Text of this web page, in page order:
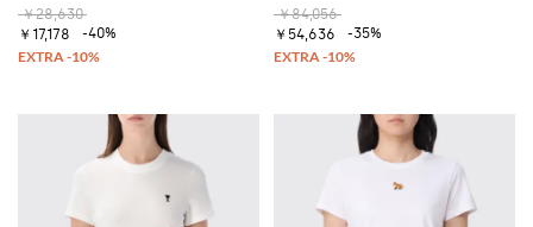
￥28,630
￥17,178
-40%
￥84,056
￥54,636
-35%